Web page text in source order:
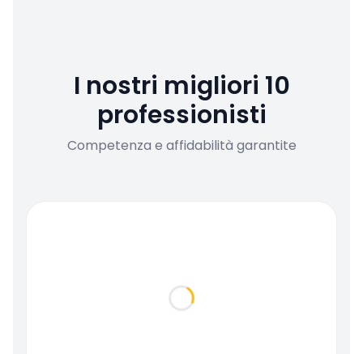
I nostri migliori 10
professionisti
Competenza e affidabilità garantite
Loading...